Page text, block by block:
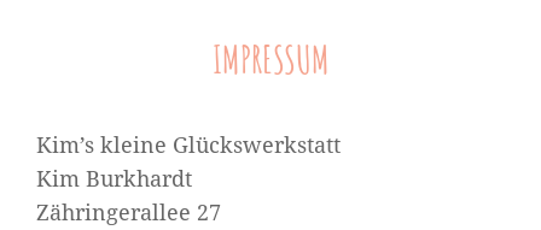
IMPRESSUM
Kim’s kleine Glückswerkstatt
Kim Burkhardt
Zähringerallee 27